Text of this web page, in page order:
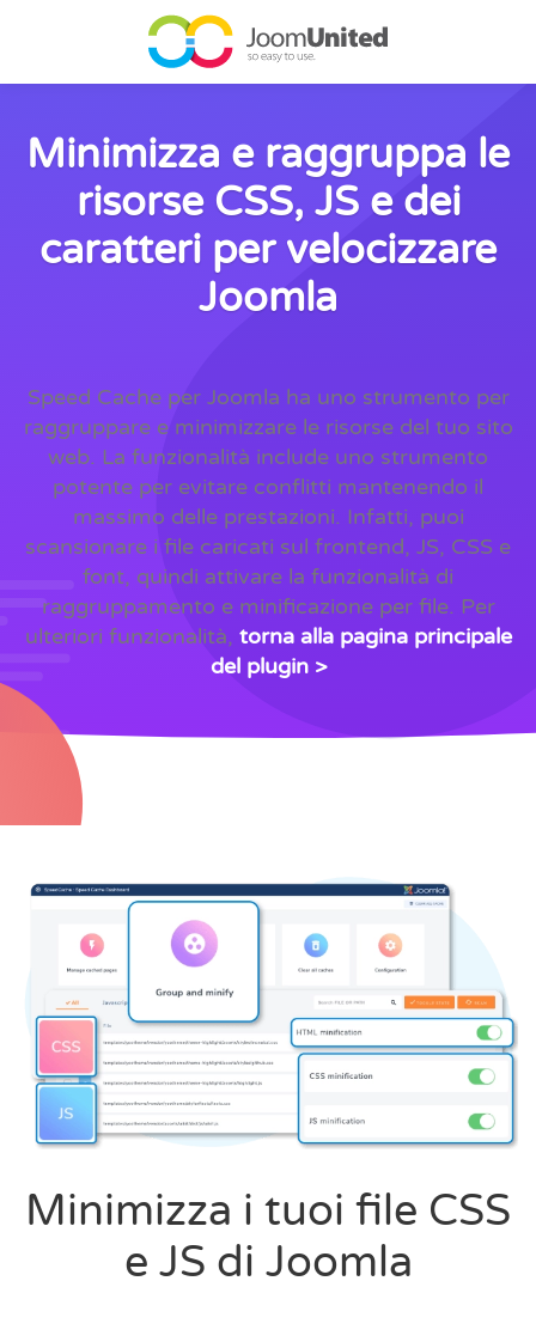
Salta al contenuto principale
Minimizza e raggruppa le
risorse CSS, JS e dei
caratteri per velocizzare
Joomla
Speed Cache per Joomla ha uno strumento per
raggruppare e minimizzare le risorse del tuo sito
web. La funzionalità include uno strumento
potente per evitare conflitti mantenendo il
massimo delle prestazioni. Infatti, puoi
scansionare i file caricati sul frontend, JS, CSS e
font, quindi attivare la funzionalità di
raggruppamento e minificazione per file. Per
ulteriori funzionalità, torna alla pagina principale
del plugin >
Minimizza i tuoi file CSS
e JS di Joomla